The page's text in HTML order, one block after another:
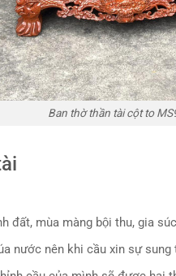
Ban thờ thần tài cột to
đất, mùa màng bội thu, gia
nước nên khi cầu xin sự